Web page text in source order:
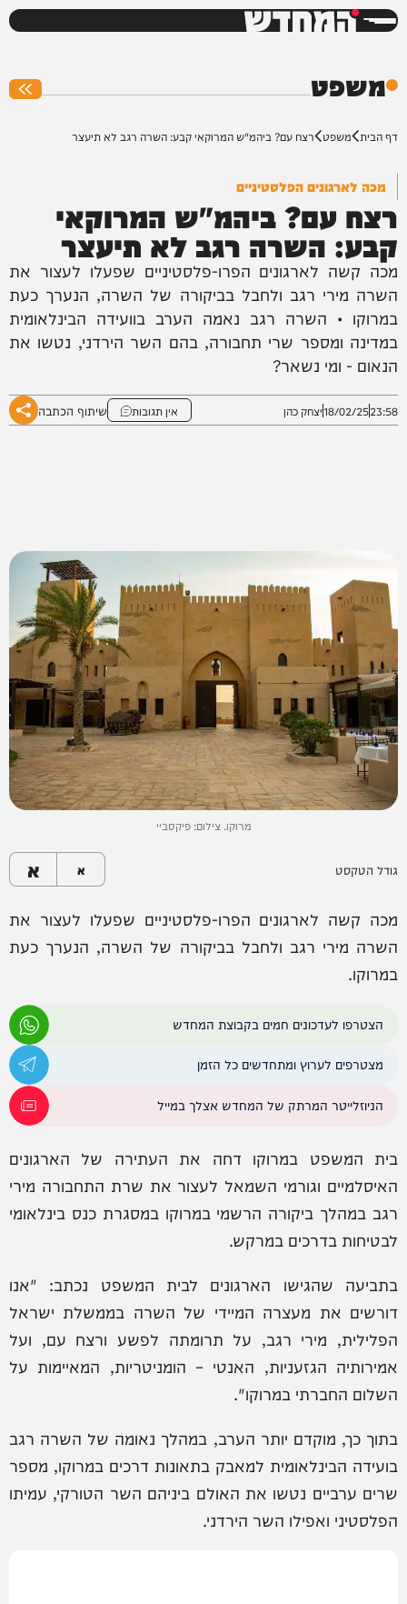
המחדש
משפט
דף הבית משפט רצח עם? ביהמ"ש המרוקאי קבע: השרה רגב לא תיעצר
מכה לארגונים הפלסטיניים
רצח עם? ביהמ"ש המרוקאי
קבע: השרה רגב לא תיעצר
מכה קשה לארגונים הפרו-פלסטיניים שפעלו לעצור את
השרה מירי רגב ולחבל בביקורה של השרה, הנערך כעת
במרוקו • השרה רגב נאמה הערב בוועידה הבינלאומית
במדינה ומספר שרי תחבורה, בהם השר הירדני, נטשו את
הנאום - ומי נשאר?
23:58
18/02/25יצחק כהן אין תגובות שיתוף הכתבה
מרוקו. צילום: פיקסביי
גודל הטקסט א א
מכה קשה לארגונים הפרו-פלסטיניים שפעלו לעצור את
השרה מירי רגב ולחבל בביקורה של השרה, הנערך כעת
במרוקו.
הצטרפו לעדכונים חמים בקבוצת המחדש
מצטרפים לערוץ ומתחדשים כל הזמן
הניוזלייטר המרתק של המחדש אצלך במייל
בית המשפט במרוקו דחה את העתירה של הארגונים
האיסלמיים וגורמי השמאל לעצור את שרת התחבורה מירי
רגב במהלך ביקורה הרשמי במרוקו במסגרת כנס בינלאומי
לבטיחות בדרכים במרקש.
בתביעה שהגישו הארגונים לבית המשפט נכתב: "אנו
דורשים את מעצרה המיידי של השרה בממשלת ישראל
הפלילית, מירי רגב, על תרומתה לפשע ורצח עם, ועל
אמירותיה הגזעניות, האנטי – הומניטריות, המאיימות על
השלום החברתי במרוקו".
בתוך כך, מוקדם יותר הערב, במהלך נאומה של השרה רגב
בועידה הבינלאומית למאבק בתאונות דרכים במרוקו, מספר
שרים ערביים נטשו את האולם ביניהם השר הטורקי, עמיתו
הפלסטיני ואפילו השר הירדני.